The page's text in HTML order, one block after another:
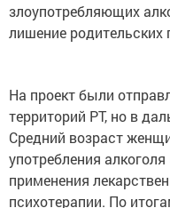
злоупотребляющих
лишение родительских
На проект были
территорий РТ, но в
Средний возраст
употребления
применения
психотерапии. По